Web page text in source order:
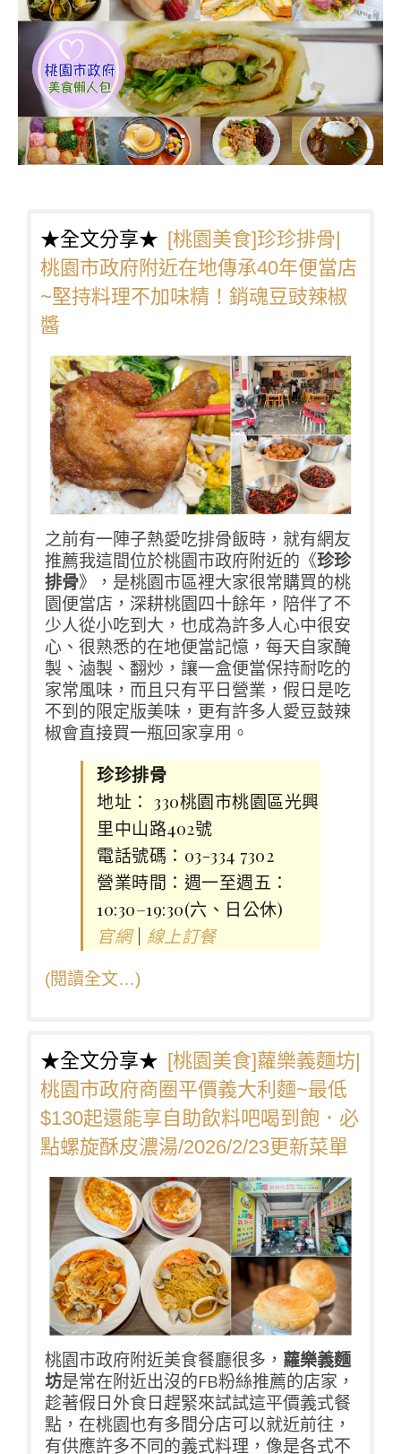
★全文分享★ [桃園美食]珍珍排骨|
桃園市政府附近在地傳承40年便當店
~堅持料理不加味精！銷魂豆豉辣椒
醬
之前有一陣子熱愛吃排骨飯時，就有網友
推薦我這間位於桃園市政府附近的《珍珍
排骨》，是桃園市區裡大家很常購買的桃
園便當店，深耕桃園四十餘年，陪伴了不
少人從小吃到大，也成為許多人心中很安
心、很熟悉的在地便當記憶，每天自家醃
製、滷製、翻炒，讓一盒便當保持耐吃的
家常風味，而且只有平日營業，假日是吃
不到的限定版美味，更有許多人愛豆鼓辣
椒會直接買一瓶回家享用。
珍珍排骨
地址： 330桃園市桃園區光興
里中山路402號
電話號碼：03-334 7302
營業時間：週一至週五：
10:30–19:30(六、日公休)
官網| 線上訂餐
(閱讀全文…)
★全文分享★ [桃園美食]蘿樂義麵坊|
桃園市政府商圈平價義大利麵~最低
$130起還能享自助飲料吧喝到飽．必
點螺旋酥皮濃湯/2026/2/23更新菜單
桃園市政府附近美食餐廳很多， 蘿樂義麵
坊是常在附近出沒的FB粉絲推薦的店家，
趁著假日外食日趕緊來試試這平價義式餐
點，在桃園也有多間分店可以就近前往，
有供應許多不同的義式料理，像是各式不